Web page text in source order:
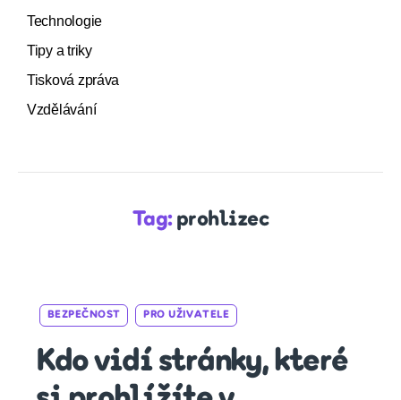
Technologie
Tipy a triky
Tisková zpráva
Vzdělávání
Tag: prohlizec
Categories
BEZPEČNOST PRO UŽIVATELE
Kdo vidí stránky, které